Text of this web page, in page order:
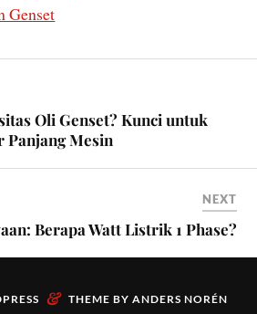
Genset
Oli Genset? Kunci untuk
Panjang Mesin
NEXT
Berapa Watt Listrik 1 Phase?
& THEME BY ANDERS NORÉN